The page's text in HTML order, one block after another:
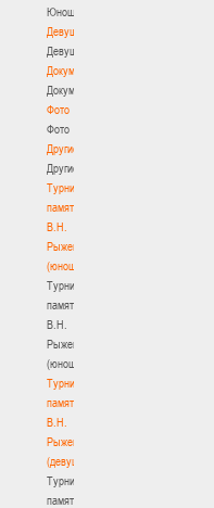
Юноши
Девушки
Девушки
Документы
Документы
Фото
Фото
Другие
Другие
Турнир
памяти
В.Н.
Рыженкова
(юноши)
Турнир
памяти
В.Н.
Рыженкова
(юноши)
Турнир
памяти
В.Н.
Рыженкова
(девушки)
Турнир
памяти